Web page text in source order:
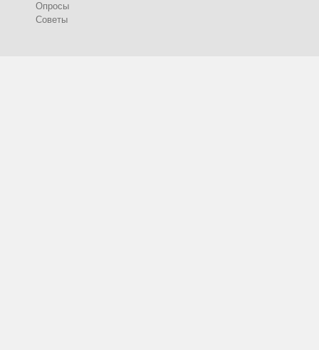
Опросы
Советы